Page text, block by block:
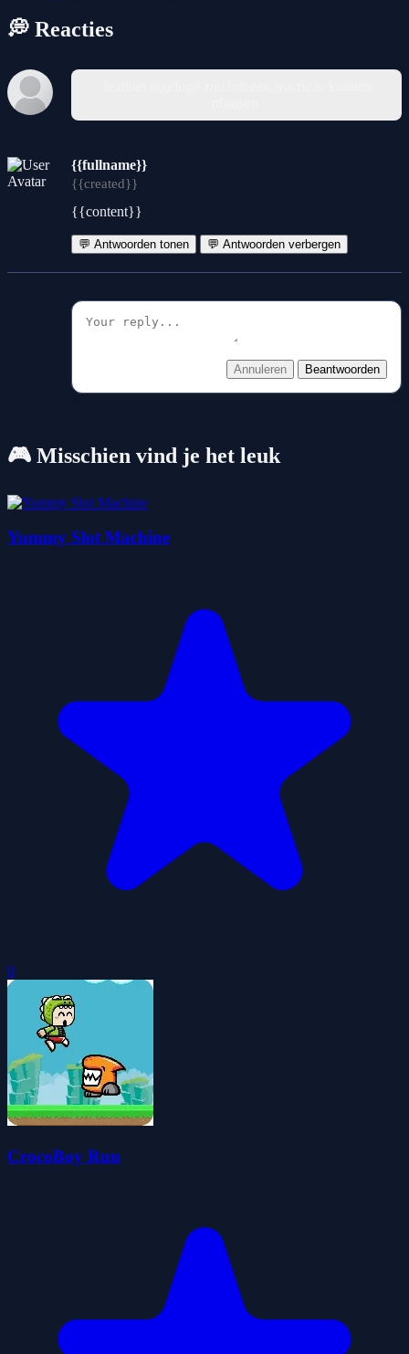
💭 Reacties
{{fullname}}
{{created}}
{{content}}
💬 Antwoorden tonen 💬 Antwoorden verbergen
Annuleren Beantwoorden
🎮 Misschien vind je het leuk
Yummy Slot Machine
0
CrocoBoy Run